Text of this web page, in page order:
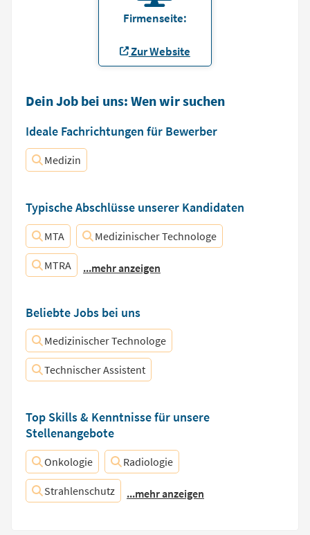
Firmenseite:
Zur Website
Dein Job bei uns: Wen wir suchen
Ideale Fachrichtungen für Bewerber
Medizin
Typische Abschlüsse unserer Kandidaten
MTA Medizinischer Technologe
MTRA ...mehr anzeigen
Beliebte Jobs bei uns
Medizinischer Technologe
Technischer Assistent
Top Skills & Kenntnisse für unsere
Stellenangebote
Onkologie Radiologie
Strahlenschutz ...mehr anzeigen